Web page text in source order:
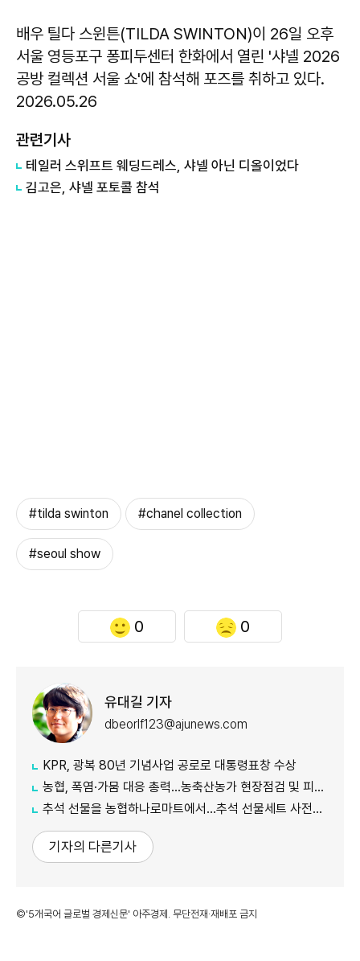
배우 틸다 스윈튼(TILDA SWINTON)이 26일 오후
서울 영등포구 퐁피두센터 한화에서 열린 '샤넬 2026
공방 컬렉션 서울 쇼'에 참석해 포즈를 취하고 있다.
2026.05.26
관련기사
테일러 스위프트 웨딩드레스, 샤넬 아닌 디올이었다
김고은, 샤넬 포토콜 참석
#tilda swinton #chanel collection
#seoul show
0 0
유대길 기자
dbeorlf123@ajunews.com
KPR, 광복 80년 기념사업 공로로 대통령표창 수상
농협, 폭염·가뭄 대응 총력...농축산농가 현장점검 및 피해 예방 강화
추석 선물을 농협하나로마트에서…추석 선물세트 사전예약 실시
기자의 다른기사
©'5개국어 글로벌 경제신문' 아주경제. 무단전재·재배포 금지